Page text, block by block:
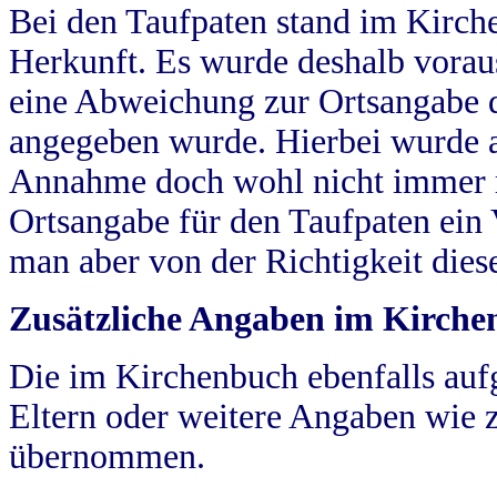
Bei den Taufpaten stand im
Herkunft. Es wurde deshalb
eine Abweichung zur
angegeben wurde. Hierbei wurde
Annahme doch wohl nicht
Ortsangabe für den Taufpaten
man aber von der Richtigkeit
Zusätzliche Angaben im
Die im Kirchenbuch ebenfalls
Eltern oder weitere Angaben wie
übernommen.